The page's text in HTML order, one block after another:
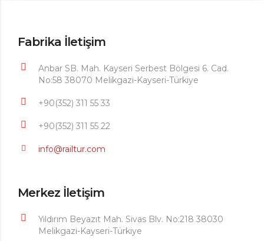
Fabrika İletişim
Anbar SB. Mah. Kayseri Serbest Bölgesi 6. Cad.
No:58 38070 Melikgazi-Kayseri-Türkiye
+90(352) 311 55 33
+90(352) 311 55 22
info@railtur.com
Merkez İletişim
Yıldırım Beyazıt Mah. Sivas Blv. No:218 38030
Melikgazi-Kayseri-Türkiye